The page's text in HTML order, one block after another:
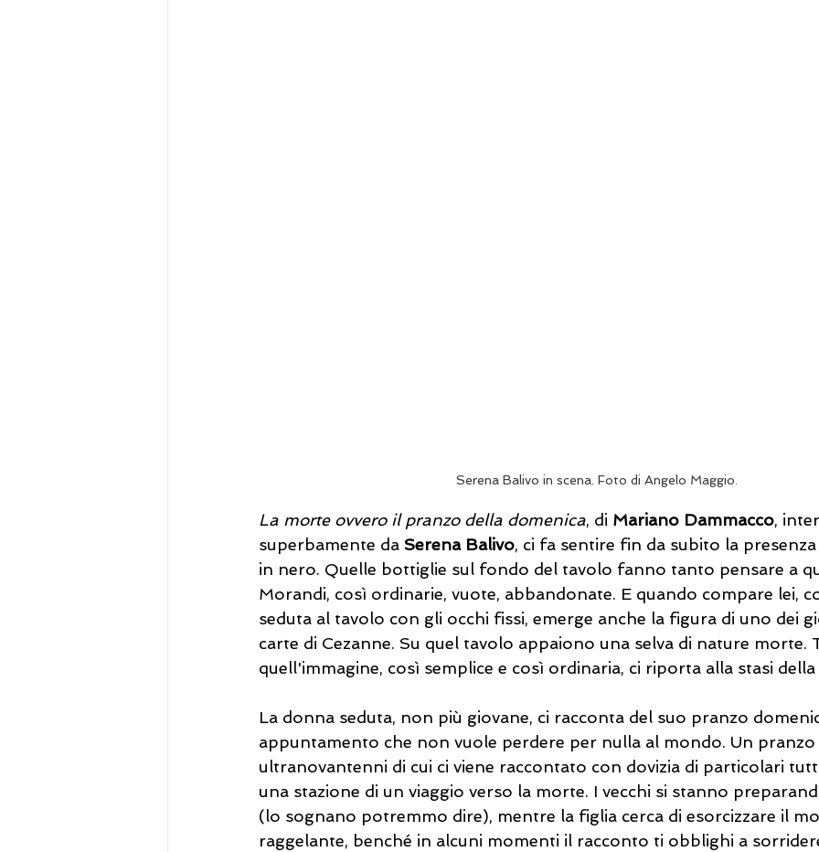
Serena Balivo in scena. Foto di Angelo Maggio.
La morte ovvero il pranzo della domenica, di Mariano Dammacco,
superbamente da Serena Balivo, ci fa sentire fin da subito la
in nero. Quelle bottiglie sul fondo del tavolo fanno tanto pensare a
Morandi, così ordinarie, vuote, abbandonate. E quando compare lei,
seduta al tavolo con gli occhi fissi, emerge anche la figura di uno dei
carte di Cezanne. Su quel tavolo appaiono una selva di nature morte.
quell'immagine, così semplice e così ordinaria, ci riporta alla stasi
La donna seduta, non più giovane, ci racconta del suo pranzo
appuntamento che non vuole perdere per nulla al mondo. Un
ultranovantenni di cui ci viene raccontato con dovizia di particolari
una stazione di un viaggio verso la morte. I vecchi si stanno
(lo sognano potremmo dire), mentre la figlia cerca di esorcizzare il
raggelante, benché in alcuni momenti il racconto ti obblighi a